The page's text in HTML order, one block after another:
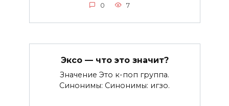
0 7
Эксо — что это значит?
Значение Это к-поп группа.
Синонимы: Синонимы: игзо.